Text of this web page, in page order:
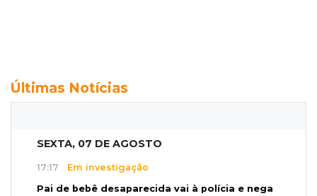
Últimas Notícias
SEXTA, 07 DE AGOSTO
17:17 Em investigação
Pai de bebê desaparecida vai à polícia e nega